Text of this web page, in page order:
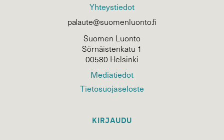
Yhteystiedot
palaute@suomenluonto.fi
Suomen Luonto
Sörnäistenkatu 1
00580 Helsinki
Mediatiedot
Tietosuojaseloste
KIRJAUDU